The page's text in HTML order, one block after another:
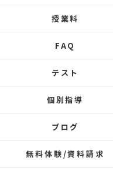
授業料
FAQ
テスト
個別指導
ブログ
無料体験/資料請求